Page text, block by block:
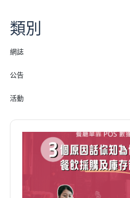
類別
網誌
公告
活動